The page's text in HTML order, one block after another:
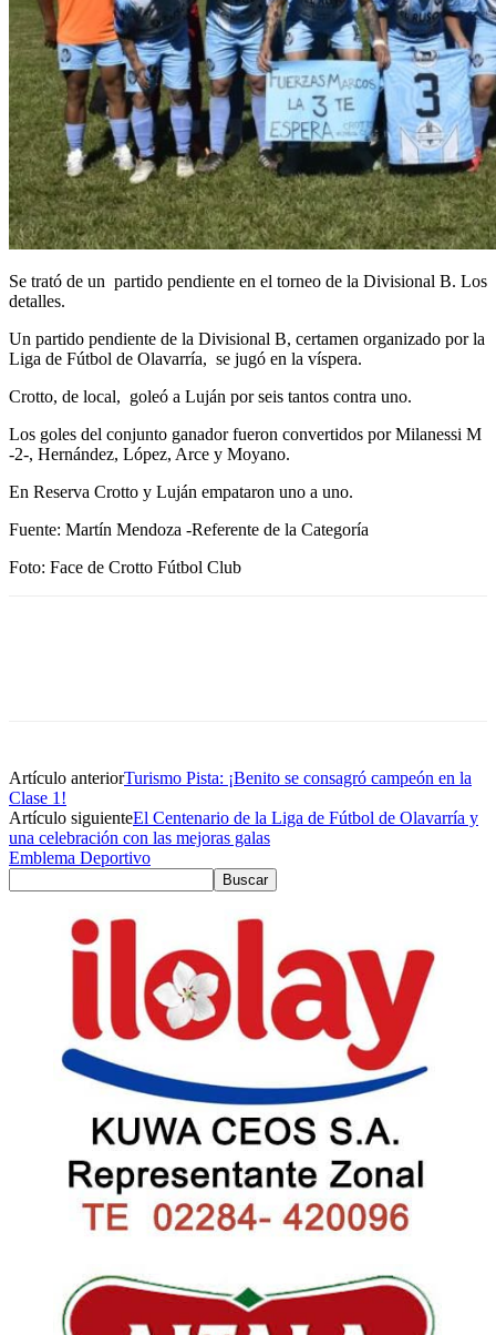
Se trató de un partido pendiente en el torneo de la Divisional B. Los
detalles.
Un partido pendiente de la Divisional B, certamen organizado por la
Liga de Fútbol de Olavarría, se jugó en la víspera.
Crotto, de local, goleó a Luján por seis tantos contra uno.
Los goles del conjunto ganador fueron convertidos por Milanessi M
-2-, Hernández, López, Arce y Moyano.
En Reserva Crotto y Luján empataron uno a uno.
Fuente: Martín Mendoza -Referente de la Categoría
Foto: Face de Crotto Fútbol Club
Artículo anteriorTurismo Pista: ¡Benito se consagró campeón en la
Clase 1!
Artículo siguienteEl Centenario de la Liga de Fútbol de Olavarría y
una celebración con las mejoras galas
Emblema Deportivo